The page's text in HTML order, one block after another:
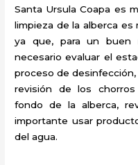
Santa Ursula Coapa es
limpieza de la alberca
ya que, para un buen
necesario evaluar el
proceso de
revisión de los
fondo de la alberca,
importante usar
del agua.